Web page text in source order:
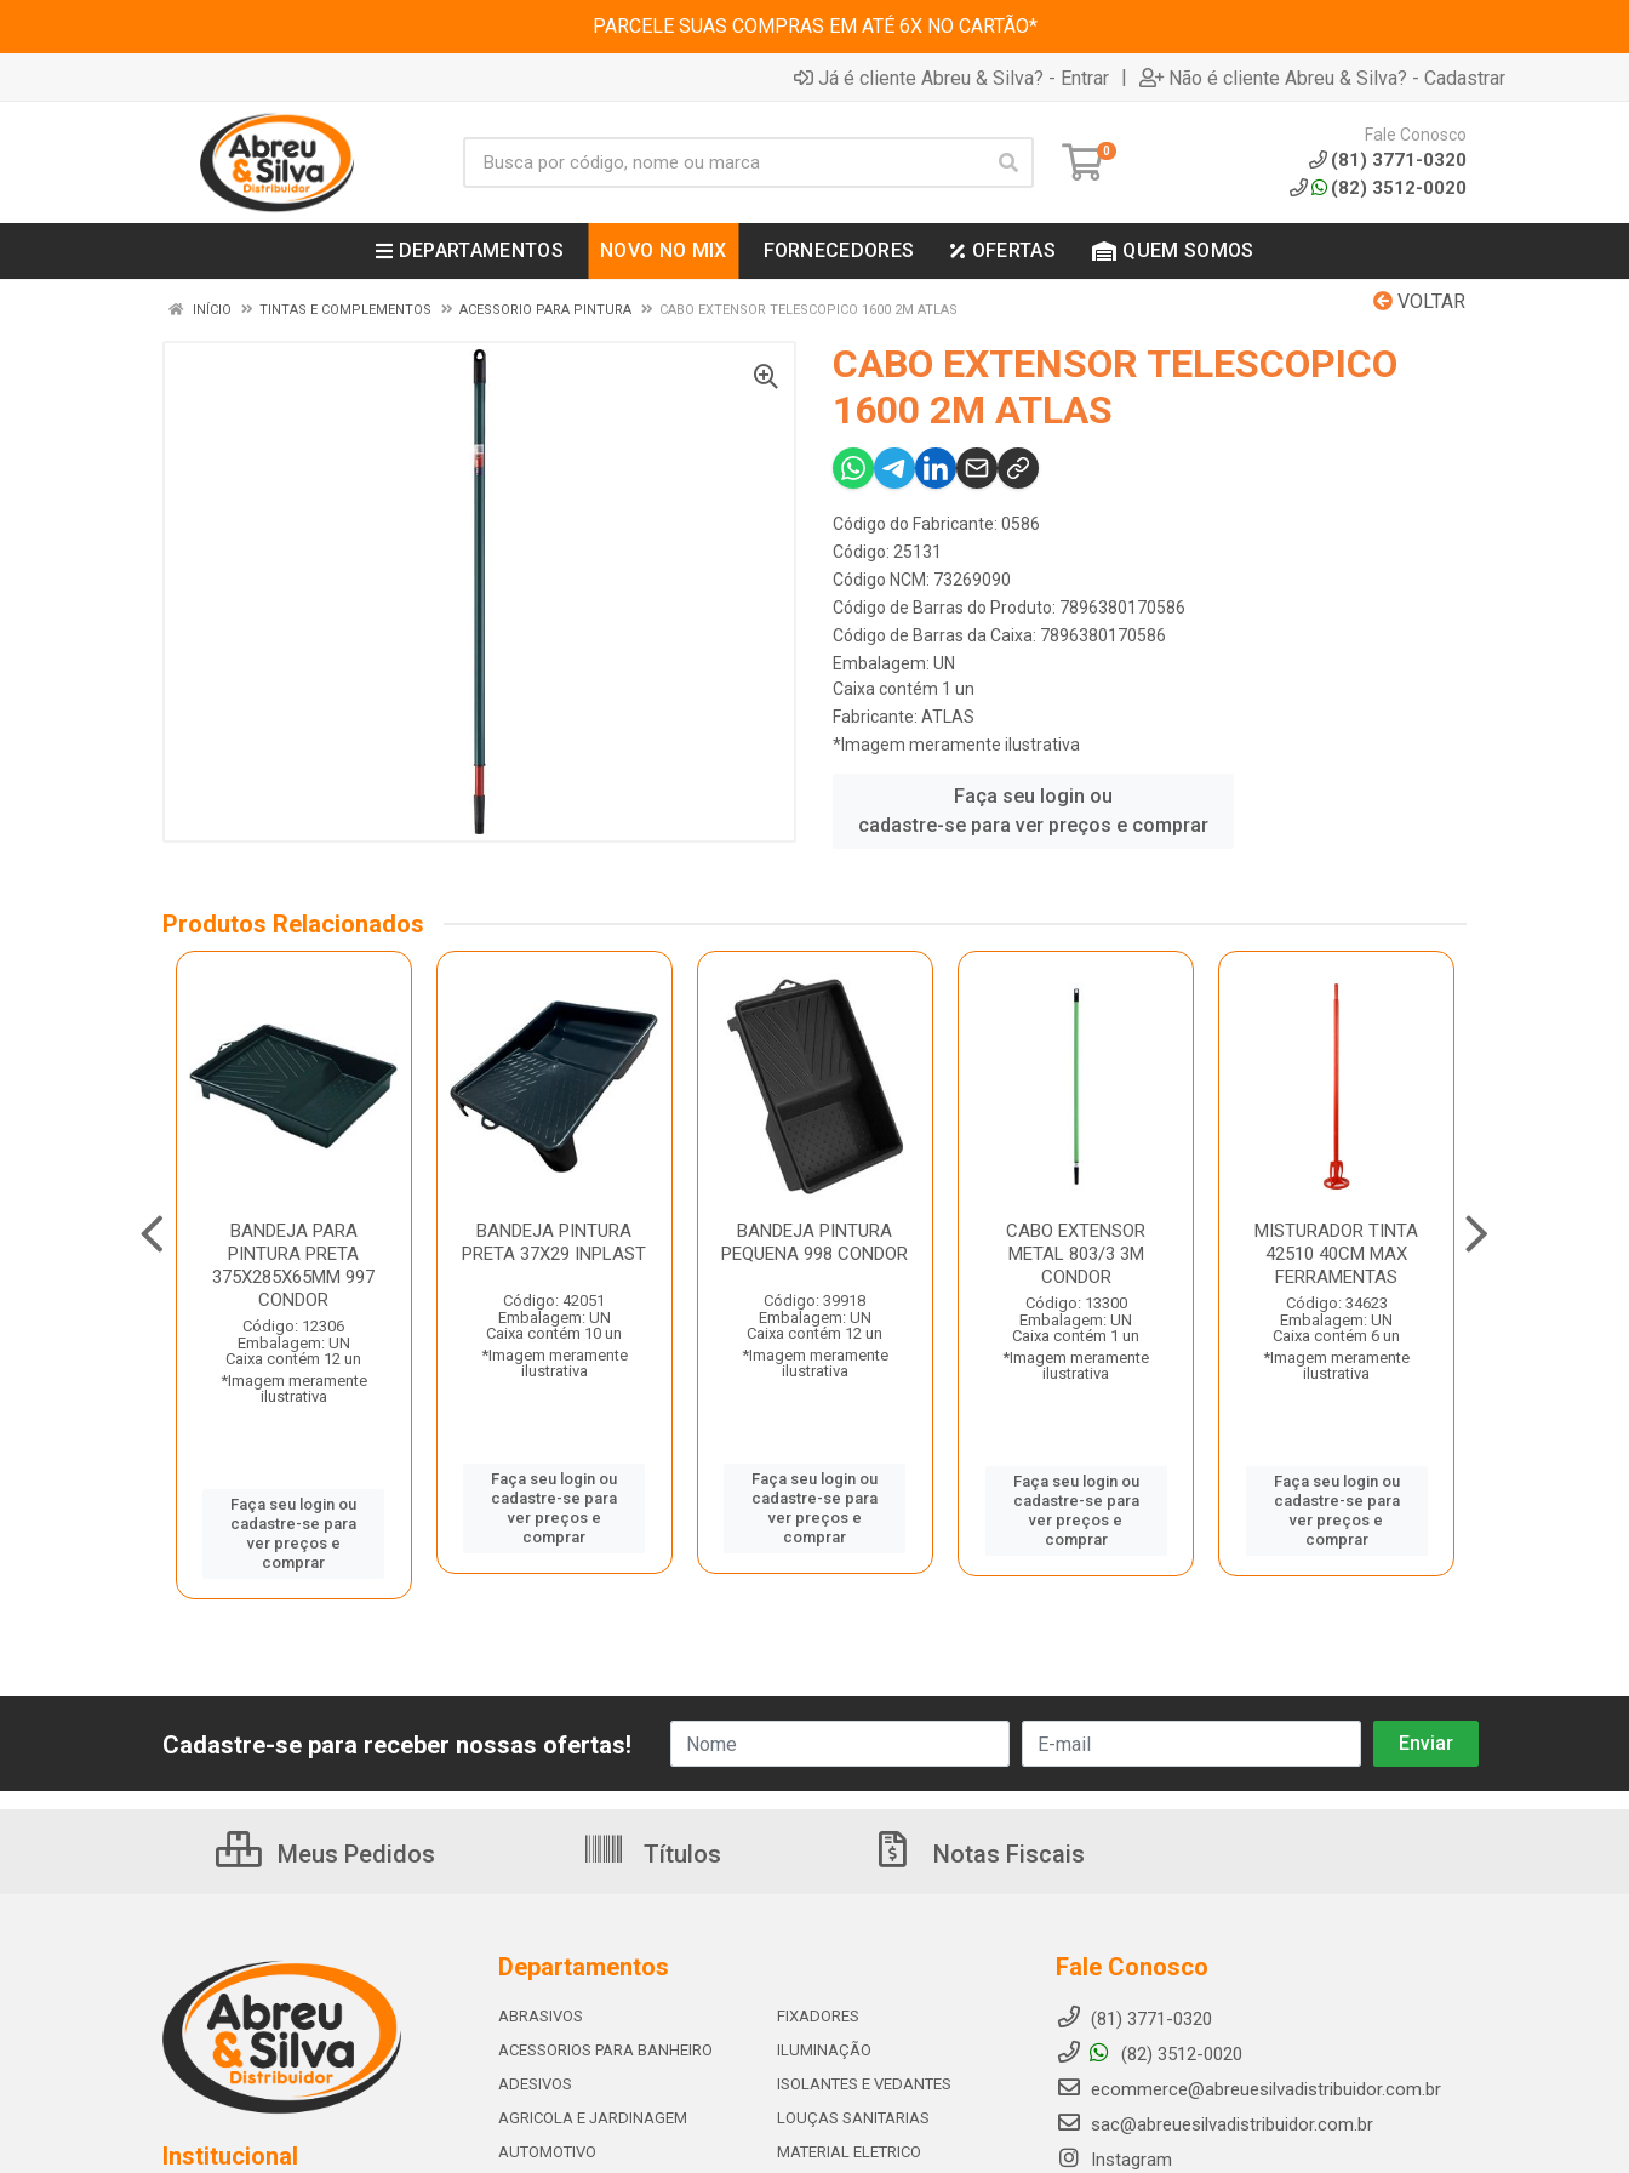
PARCELE SUAS COMPRAS EM ATÉ 6X NO CARTÃO*
Já é cliente Abreu & Silva? - Entrar | Não é cliente Abreu & Silva? - Cadastrar
0
Fale Conosco
(81) 3771-0320
(82) 3512-0020
DEPARTAMENTOS NOVO NO MIX FORNECEDORES OFERTAS QUEM SOMOS
VOLTAR
INÍCIO TINTAS E COMPLEMENTOS ACESSORIO PARA PINTURA CABO EXTENSOR TELESCOPICO 1600 2M ATLAS
CABO EXTENSOR TELESCOPICO
1600 2M ATLAS
Código do Fabricante: 0586
Código: 25131
Código NCM: 73269090
Código de Barras do Produto: 7896380170586
Código de Barras da Caixa: 7896380170586
Embalagem: UN
Caixa contém 1 un
Fabricante: ATLAS
*Imagem meramente ilustrativa
Faça seu login ou
cadastre-se para ver preços e comprar
Produtos Relacionados
BANDEJA PARA
PINTURA PRETA
375X285X65MM 997
CONDOR
Código: 12306
Embalagem: UN
Caixa contém 12 un
*Imagem meramente
ilustrativa
Faça seu login ou
cadastre-se para
ver preços e
comprar
BANDEJA PINTURA
PRETA 37X29 INPLAST
Código: 42051
Embalagem: UN
Caixa contém 10 un
*Imagem meramente
ilustrativa
Faça seu login ou
cadastre-se para
ver preços e
comprar
BANDEJA PINTURA
PEQUENA 998 CONDOR
Código: 39918
Embalagem: UN
Caixa contém 12 un
*Imagem meramente
ilustrativa
Faça seu login ou
cadastre-se para
ver preços e
comprar
CABO EXTENSOR
METAL 803/3 3M
CONDOR
Código: 13300
Embalagem: UN
Caixa contém 1 un
*Imagem meramente
ilustrativa
Faça seu login ou
cadastre-se para
ver preços e
comprar
MISTURADOR TINTA
42510 40CM MAX
FERRAMENTAS
Código: 34623
Embalagem: UN
Caixa contém 6 un
*Imagem meramente
ilustrativa
Faça seu login ou
cadastre-se para
ver preços e
comprar
Cadastre-se para receber nossas ofertas!
Meus Pedidos Títulos Notas Fiscais
Institucional
Departamentos
ABRASIVOS
ACESSORIOS PARA BANHEIRO
ADESIVOS
AGRICOLA E JARDINAGEM
AUTOMOTIVO
FIXADORES
ILUMINAÇÃO
ISOLANTES E VEDANTES
LOUÇAS SANITARIAS
MATERIAL ELETRICO
Fale Conosco
(81) 3771-0320
(82) 3512-0020
ecommerce@abreuesilvadistribuidor.com.br
sac@abreuesilvadistribuidor.com.br
Instagram